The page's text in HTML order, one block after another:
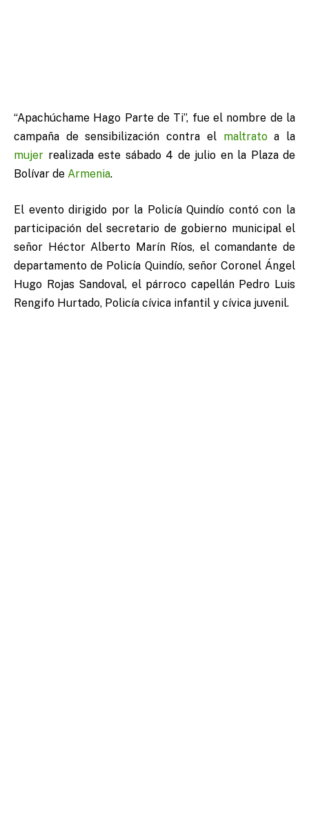
“Apachúchame Hago Parte de Ti”, fue el nombre de la
campaña de sensibilización contra el maltratoa la
mujer realizada este sábado 4 de julio en la Plaza de
Bolívar de Armenia.
El evento dirigido por la Policía Quindío contó con la
participación del secretario de gobierno municipal el
señor Héctor Alberto Marín Ríos, el comandante de
departamento de Policía Quindío, señor Coronel Ángel
Hugo Rojas Sandoval, el párroco capellán Pedro Luis
Rengifo Hurtado, Policía cívica infantil y cívica juvenil.